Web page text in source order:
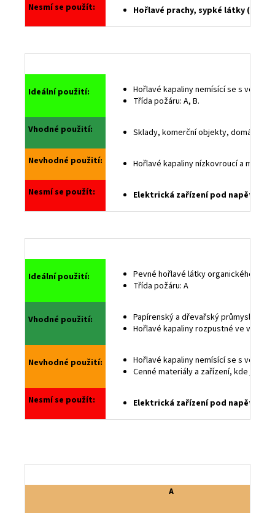
Nesmí se použít: Hořlavé prachy, sypké látky
Ideální použití:
Hořlavé kapaliny nemísící se s vodou
Třída požáru: A, B.
Vhodné použití: Sklady, komerční objekty,
Nevhodné použití: Hořlavé kapaliny nízkovroucí a mísící
Nesmí se použít: Elektrická zařízení pod napětím a
Ideální použití:
Pevné hořlavé látky organického
Třída požáru: A
Vhodné použití:
Papírenský a dřevařský průmysl,
Hořlavé kapaliny rozpustné ve vodě
Nevhodné použití: Hořlavé kapaliny nemísící se s vodou (
Cenné materiály a zařízení, kde je
Nesmí se použít: Elektrická zařízení pod napětím a
A